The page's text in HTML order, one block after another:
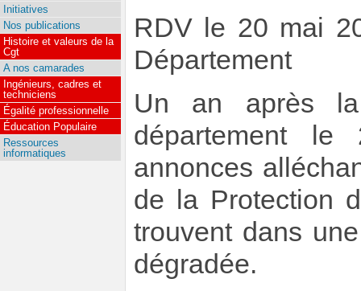
RDV le 20 mai
Département
Un an après
département
annonces
de la Protection
trouvent dans
dégradée.
Initiatives
Nos publications
Histoire et valeurs de la
Cgt
A nos camarades
Ingénieurs, cadres et
techniciens
Égalité professionnelle
Éducation Populaire
Ressources
informatiques